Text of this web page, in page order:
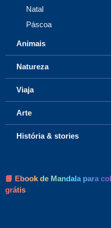
Natal
Páscoa
Animais
Natureza
Viaja
Arte
História & stories
📘 Ebook de Mandala para
grátis